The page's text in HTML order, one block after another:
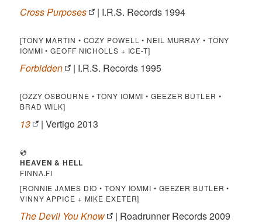
Cross Purposes | I.R.S. Records 1994
[TONY MARTIN • COZY POWELL • NEIL MURRAY • TONY
IOMMI • GEOFF NICHOLLS + ICE-T]
Forbidden | I.R.S. Records 1995
[OZZY OSBOURNE • TONY IOMMI • GEEZER BUTLER •
BRAD WILK]
13 | Vertigo 2013
💿
HEAVEN & HELL
FINNA.FI
[RONNIE JAMES DIO • TONY IOMMI • GEEZER BUTLER •
VINNY APPICE + MIKE EXETER]
The Devil You Know | Roadrunner Records 2009